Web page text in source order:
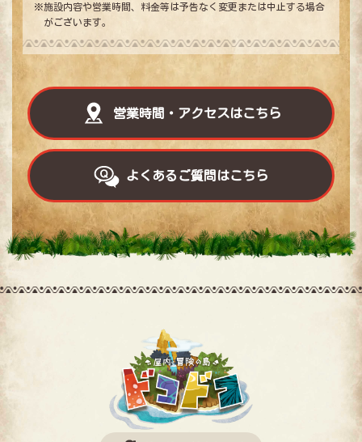
※施設内容や営業時間、料金等は予告なく変更または中止する場合
がございます。
営業時間・アクセスはこちら
よくあるご質問はこちら